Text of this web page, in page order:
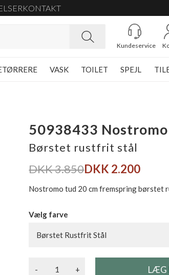
KONTAKT
Kundeservice
VASK TOILET SPEJL
50938433
Børstet rustfrit stål
DKK 3.850DKK 2.200
Nostromo tud 20 cm fremspring
Vælg farve
Børstet Rustfrit Stål
- +